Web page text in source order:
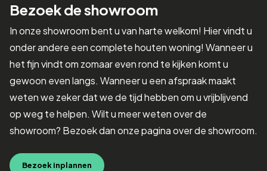
Bezoek de showroom
In onze showroom bent u van harte welkom! Hier vindt u
onder andere een complete houten woning! Wanneer u
het fijn vindt om zomaar even rond te kijken komt u
gewoon even langs. Wanneer u een afspraak maakt
weten we zeker dat we de tijd hebben om u vrijblijvend
op weg te helpen. Wilt u meer weten over de
showroom? Bezoek dan onze pagina over de showroom.
Bezoek inplannen